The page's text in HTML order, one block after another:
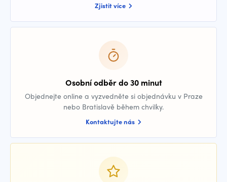
Zjistit více
Osobní odběr do 30 minut
Objednejte online a vyzvedněte si objednávku v Praze
nebo Bratislavě během chvilky.
Kontaktujte nás